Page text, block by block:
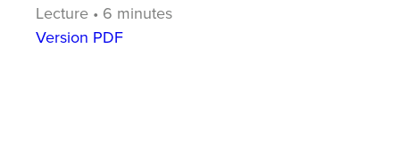
Lecture • 6 minutes
Version PDF